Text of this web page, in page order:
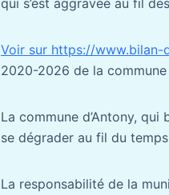
Voir sur https://www.bilan-
2020-2026 de la commune
La commune d’Antony,
se dégrader au fil du
La responsabilité de la